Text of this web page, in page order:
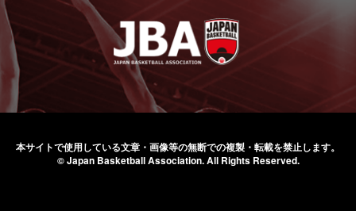
本サイトで使用している文章・画像等の無断での複製・転載を禁止します。
© Japan Basketball Association.All Rights Reserved.